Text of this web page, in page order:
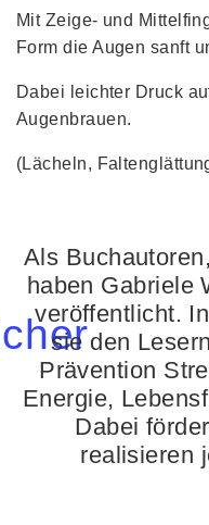
Mit Zeige- und
Form die Augen sanft
Dabei leichter Druck
Augenbrauen.
(Lächeln,
Als
haben Gabriele
veröffentlicht.
sie den
Prävention
Energie,
Dabei
realisieren